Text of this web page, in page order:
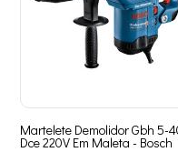
Martelete Demolidor Gbh 5-
Dce 220V Em Maleta - Bosch